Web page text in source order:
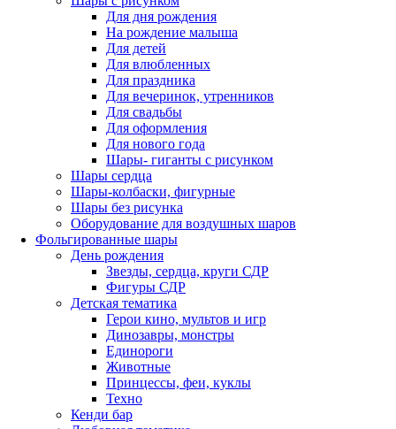
Для дня рождения
На рождение малыша
Для детей
Для влюбленных
Для праздника
Для вечеринок, утренников
Для свадьбы
Для оформления
Для нового года
Шары- гиганты с рисунком
Шары сердца
Шары-колбаски, фигурные
Шары без рисунка
Оборудование для воздушных шаров
Фольгированные шары
День рождения
Звезды, сердца, круги СДР
Фигуры СДР
Детская тематика
Герои кино, мультов и игр
Динозавры, монстры
Единороги
Животные
Принцессы, феи, куклы
Техно
Кенди бар